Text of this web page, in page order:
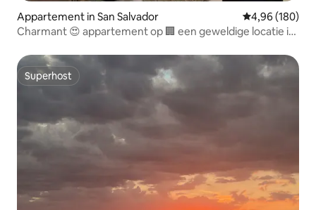
Appartement in San Salvador Gemiddelde
4,96 (180)
Charmant 😍 appartement op 🏢 een geweldige locatie in
Superhost
Superhost